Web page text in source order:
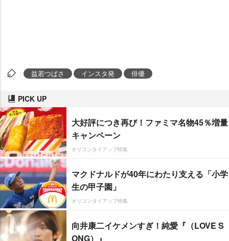
益若つばさ インスタ発 俳優
PICK UP
大好評につき再び！ファミマ名物45％増量
キャンペーン
オリコンタイアップ特集
マクドナルドが40年にわたり支える「小学
生の甲子園」
オリコンタイアップ特集
向井康二イケメンすぎ！純愛『（LOVE S
ONG）』